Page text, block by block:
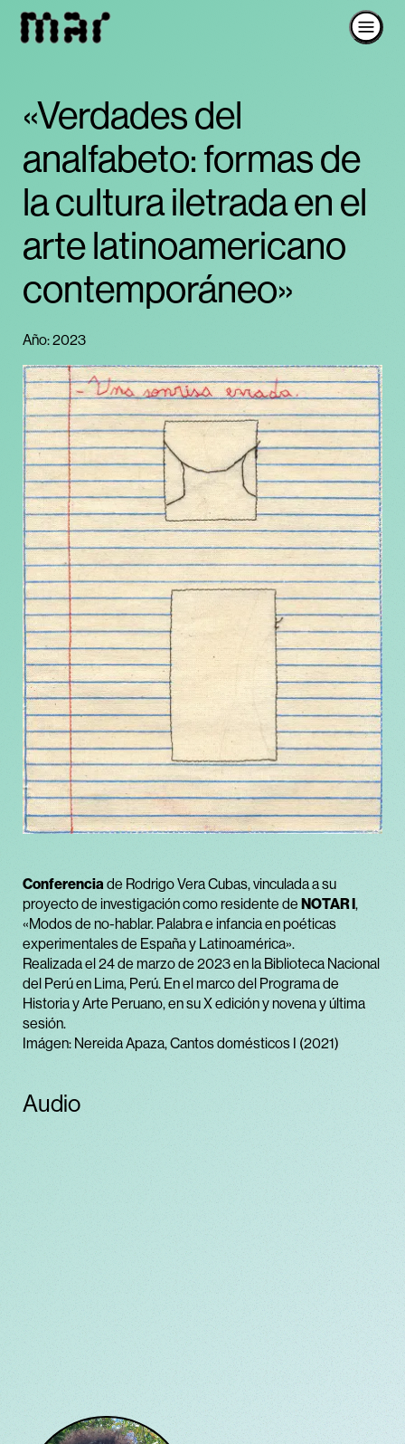
«Verdades del
analfabeto: formas de
la cultura iletrada en el
arte latinoamericano
contemporáneo»
Año: 2023
Conferenciade Rodrigo Vera Cubas, vinculada a su
proyecto de investigación como residente de NOTAR I ,
«Modos de no-hablar. Palabra e infancia en poéticas
experimentales de España y Latinoamérica».
Realizada el 24 de marzo de 2023 en la Biblioteca Nacional
del Perú en Lima, Perú. En el marco del Programa de
Historia y Arte Peruano, en su X edición y novena y última
sesión.
Imágen: Nereida Apaza, Cantos domésticos I (2021)
Audio